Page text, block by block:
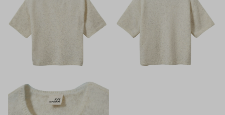
Bestel
kinderkleding
van
hoge
kwaliteit